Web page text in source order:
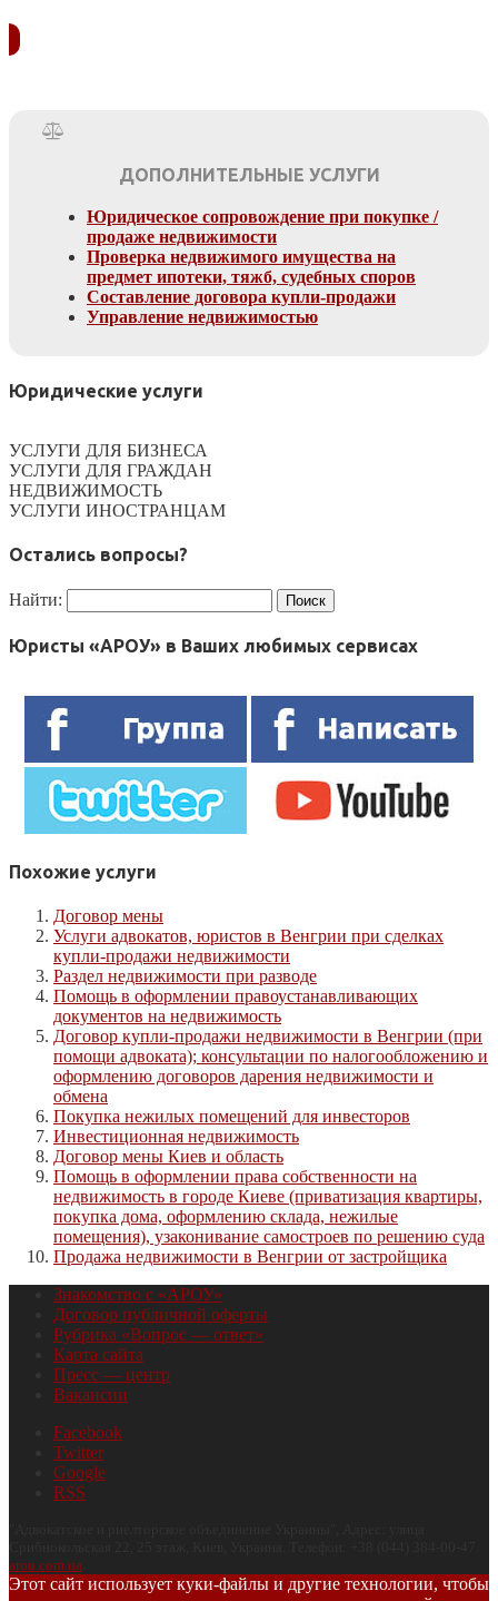
ДОПОЛНИТЕЛЬНЫЕ УСЛУГИ
Юридическое сопровождение при покупке /
продаже недвижимости
Проверка недвижимого имущества на
предмет ипотеки, тяжб, судебных споров
Составление договора купли-продажи
Управление недвижимостью
Юридические услуги
УСЛУГИ ДЛЯ БИЗНЕСА
УСЛУГИ ДЛЯ ГРАЖДАН
НЕДВИЖИМОСТЬ
УСЛУГИ ИНОСТРАНЦАМ
Остались вопросы?
Найти:
Юристы «АРОУ» в Ваших любимых сервисах
Похожие услуги
Договор мены
Услуги адвокатов, юристов в Венгрии при сделках
купли-продажи недвижимости
Раздел недвижимости при разводе
Помощь в оформлении правоустанавливающих
документов на недвижимость
Договор купли-продажи недвижимости в Венгрии (при
помощи адвоката); консультации по налогообложению и
оформлению договоров дарения недвижимости и
обмена
Покупка нежилых помещений для инвесторов
Инвестиционная недвижимость
Договор мены Киев и область
Помощь в оформлении права собственности на
недвижимость в городе Киеве (приватизация квартиры,
покупка дома, оформлению склада, нежилые
помещения), узаконивание самостроев по решению суда
Продажа недвижимости в Венгрии от застройщика
Знакомство с «АРОУ»
Договор публичной оферты
Рубрика «Вопрос — ответ»
Карта сайта
Пресс — центр
Вакансии
Facebook
Twitter
Google
RSS
arou.com.ua
Этот сайт использует куки-файлы и другие технологии, чтобы